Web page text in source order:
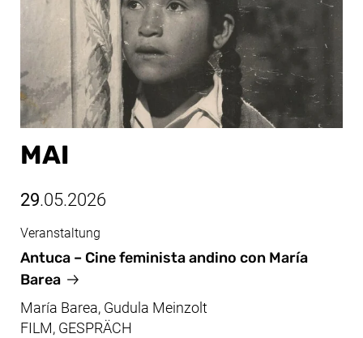
MAI
29.05.2026
Mai, 29.05.2026
Antuca – Cine feminista andino con María
Barea
Veranstaltung
María Barea, Gudula Meinzolt
FILM, GESPRÄCH